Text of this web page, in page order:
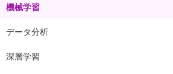
機械学習
データ分析
深層学習